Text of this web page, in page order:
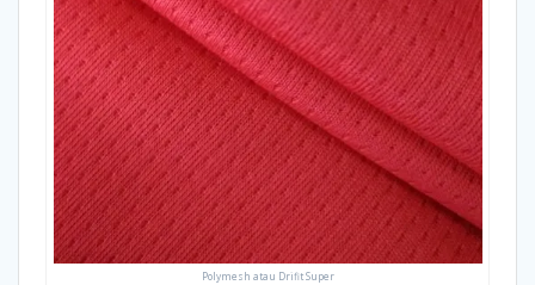
Polymesh atau Drifit Super